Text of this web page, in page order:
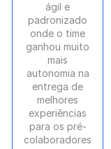
ágil e
padronizado
onde o time
ganhou muito
mais
autonomia na
entrega de
melhores
experiências
para os pré-
colaboradores